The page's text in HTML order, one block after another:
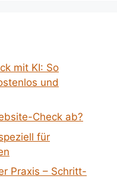
mit KI: So
und
Check ab?
für
Praxis – Schritt-